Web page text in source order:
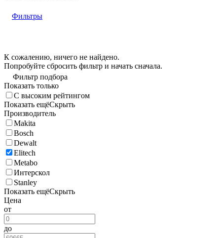
Фильтры
К сожалению, ничего не найдено.
Попробуйте сбросить фильтр и начать сначала.
Фильтр подбора
Показать только
С высоким рейтингом
Показать ещёСкрыть
Производитель
Makita
Bosch
Dewalt
Elitech
Metabo
Интерскол
Stanley
Показать ещёСкрыть
Цена
от
до